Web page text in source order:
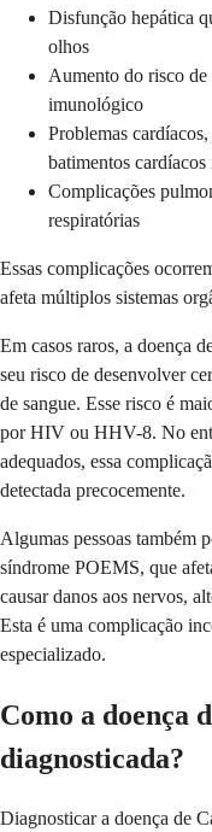
Disfunção hepática
olhos
Aumento do risco de
imunológico
Problemas
batimentos cardíacos
Complicações
respiratórias
Essas complicações
afeta múltiplos sistemas
Em casos raros, a doença
seu risco de desenvolver
de sangue. Esse risco é
por HIV ou HHV-8. No
adequados, essa
detectada precocemente.
Algumas pessoas também
síndrome POEMS, que
causar danos aos nervos,
Esta é uma complicação
especializado.
Como a doença
diagnosticada?
Diagnosticar a doença de